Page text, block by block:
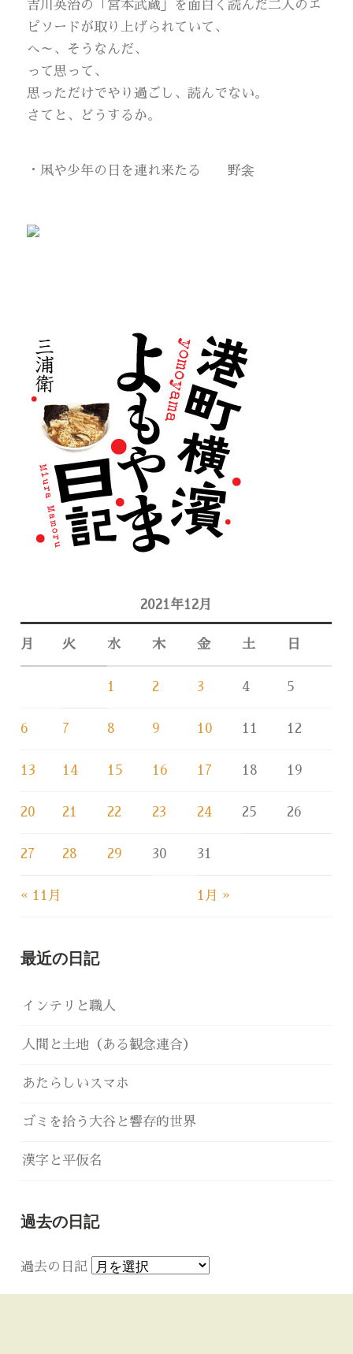
吉川英治の「宮本武蔵」を面白く読んだ二人のエ
ピソードが取り上げられていて、
へ～、そうなんだ、
って思って、
思っただけでやり過ごし、読んでない。
さてと、どうするか。
・凩や少年の日を連れ来たる 野衾
2021年12月
月 火 水 木 金 土 日
« 11月 1月 »
1 2 3 4 5
6 7 8 9 10 11 12
13 14 15 16 17 18 19
20 21 22 23 24 25 26
27 28 29 30 31
最近の日記
インテリと職人
人間と土地（ある観念連合）
あたらしいスマホ
ゴミを拾う大谷と響存的世界
漢字と平仮名
過去の日記
過去の日記